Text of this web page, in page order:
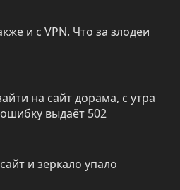
и с VPN. Что за злодеи
на сайт дорама, с утра
выдаёт 502
и зеркало упало